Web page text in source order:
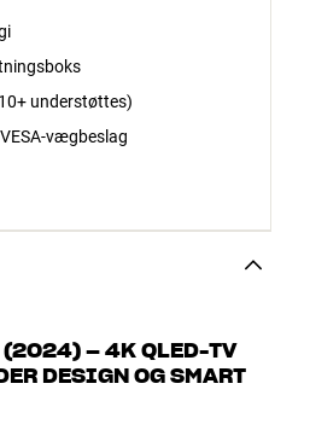
understøttes)
vægbeslag
(2024) – 4K QLED-TV
DESIGN OG SMART